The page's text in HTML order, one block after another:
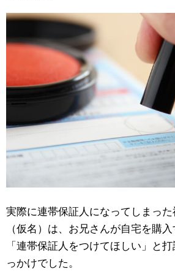
実際に連帯保証人になってしまっ
（仮名）は、お兄さんが自宅を購
「連帯保証人をつけてほしい」と
っかけでした。